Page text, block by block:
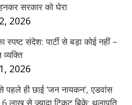
सरकार को घेरा
2026
स्पष्ट संदेश: पार्टी से बड़ा कोई नहीं –
2026
पहले ही छाई ‘जन नायकन’, एडवांस
लाख से ज्यादा टिकट बिके; थलापति